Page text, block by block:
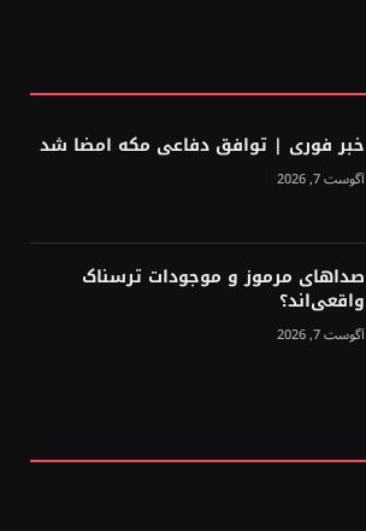
خبر فوری | توافق دفاعی مکه امضا شد
آگوست 7, 2026
صداهای مرموز و موجودات ترسناک
واقعی‌اند؟
آگوست 7, 2026